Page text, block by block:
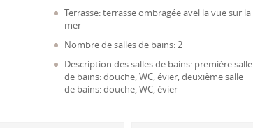
Terrasse: terrasse ombragée avel la vue sur la
mer
Nombre de salles de bains: 2
Description des salles de bains: première salle
de bains: douche, WC, évier, deuxième salle
de bains: douche, WC, évier